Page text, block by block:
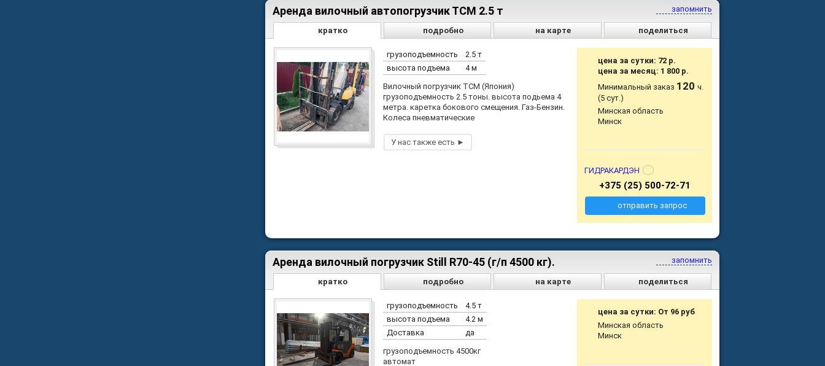
запомнить
Аренда вилочный автопогрузчик ТСМ 2.5 т
кратко подробно на карте поделиться
грузоподъемность
2.5 т
высота подъема
4 м
Вилочный погрузчик ТСМ (Япония)
грузоподъемность 2.5 тоны. высота подьема 4
метра. каретка бокового смещения. Газ-Бензин.
Колеса пневматические
цена за сутки: 72 р.
цена за месяц: 1 800 р.
Минимальный заказ 120ч.
(5 сут.)
Минская область
Минск
ГИДРАКАРДЭН
+375 (25) 500-72-71
отправить запрос
запомнить
Аренда вилочный погрузчик Still R70-45 (г/п 4500 кг).
кратко подробно на карте поделиться
грузоподъемность
4.5 т
высота подъема
4.2 м
Доставка
да
грузоподъемность 4500кг
автомат
цена за сутки: От 96 руб
Минская область
Минск